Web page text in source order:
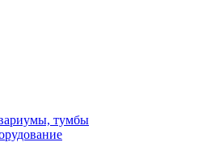
тумбы